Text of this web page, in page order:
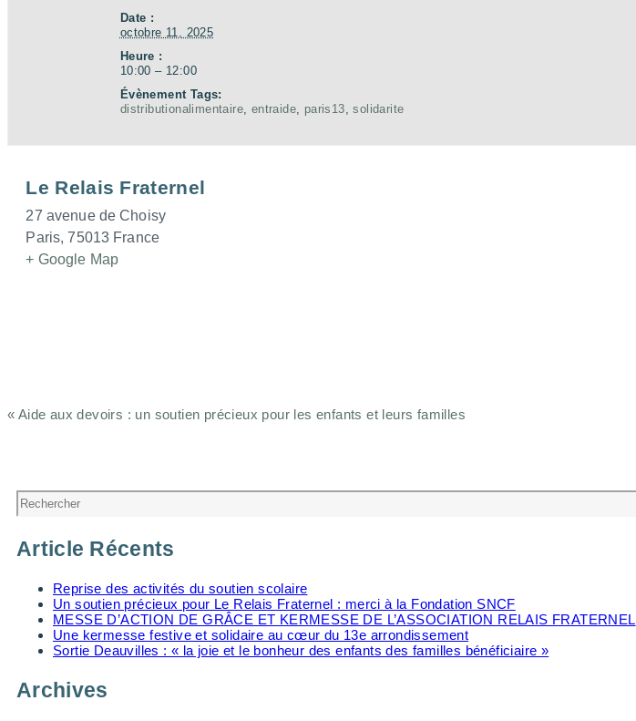
Date :
octobre 11, 2025
Heure :
10:00 – 12:00
Évènement Tags:
distributionalimentaire entraide paris13 ,solidarite
Le Relais Fraternel
27 avenue de Choisy
Paris, 75013 France
+ Google Map
Navigation
« Aide aux devoirs : un soutien précieux pour les enfants et leurs familles
Rechercher
Article Récents
Reprise des activités du soutien scolaire
Un soutien précieux pour Le Relais Fraternel : merci à la Fondation SNCF
MESSE D’ACTION DE GRÂCE ET KERMESSE DE L’ASSOCIATION RELAIS FRATERNEL
Une kermesse festive et solidaire au cœur du 13e arrondissement
Sortie Deauvilles : « la joie et le bonheur des enfants des familles bénéficiaire »
Archives